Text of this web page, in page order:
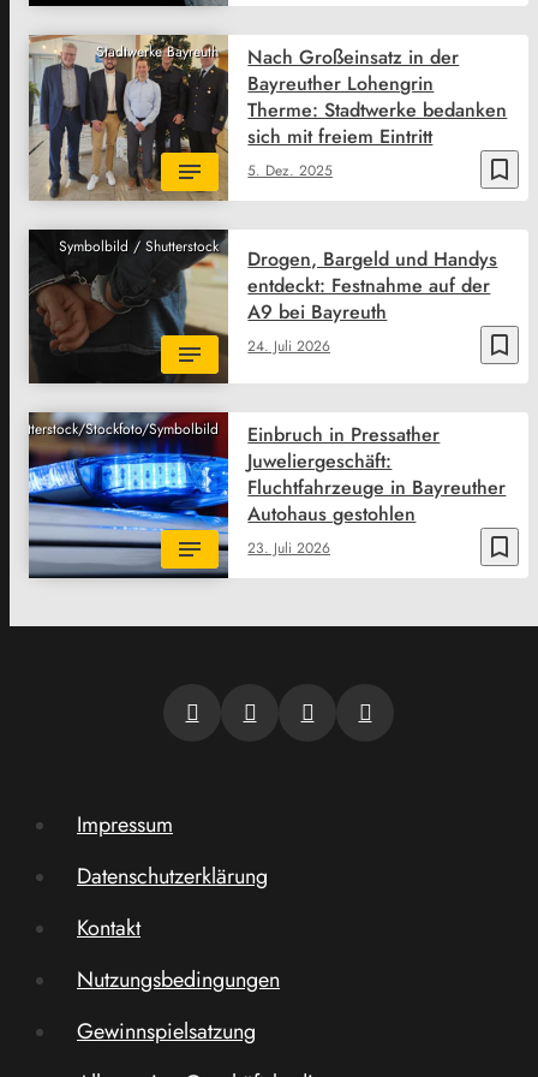
Stadtwerke Bayreuth
bookmark_border
5. Dez. 2025
Nach Großeinsatz in der
Bayreuther Lohengrin
Therme: Stadtwerke bedanken
sich mit freiem Eintritt
Symbolbild / Shutterstock
bookmark_border
24. Juli 2026
Drogen, Bargeld und Handys
entdeckt: Festnahme auf der
A9 bei Bayreuth
Shutterstock/Stockfoto/Symbolbild
bookmark_border
23. Juli 2026
Einbruch in Pressather
Juweliergeschäft:
Fluchtfahrzeuge in Bayreuther
Autohaus gestohlen
Impressum
Datenschutzerklärung
Kontakt
Nutzungsbedingungen
Gewinnspielsatzung